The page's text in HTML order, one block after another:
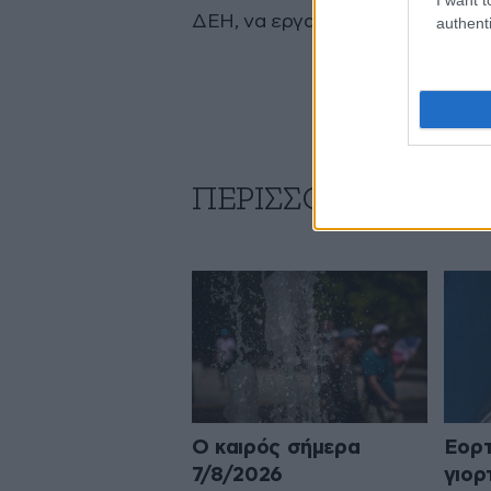
ΔΕΗ, να εργαζόμαστε ανά
ΠΕΡΙΣΣΟΤΕΡΑ ΑΠΟ
Ο καιρός σήμερα
7/8/2026